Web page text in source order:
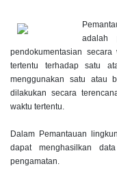
adalah
pendokumentasian
tertentu terhadap satu
menggunakan satu atau
dilakukan secara
waktu tertentu.
Dalam Pemantauan
dapat menghasilkan
pengamatan.